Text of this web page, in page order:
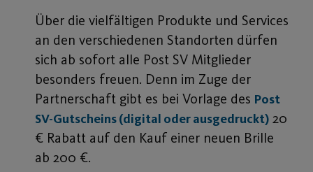
Über die vielfältigen Produkte und Services
an den verschiedenen Standorten dürfen
sich ab sofort alle Post SV Mitglieder
besonders freuen. Denn im Zuge der
Partnerschaft gibt es bei Vorlage des Post
SV-Gutscheins (digital oder ausgedruckt) 20
€ Rabatt auf den Kauf einer neuen Brille
ab 200 €.